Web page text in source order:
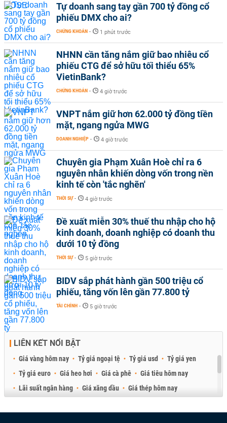
Tự doanh sang tay gần 700 tỷ đồng cổ
phiếu DMX cho ai?
CHỨNG KHOÁN - 1 phút trước
NHNN cần tăng nắm giữ bao nhiêu cổ
phiếu CTG để sở hữu tối thiểu 65%
VietinBank?
CHỨNG KHOÁN - 4 giờ trước
VNPT nắm giữ hơn 62.000 tỷ đồng tiền
mặt, ngang ngửa MWG
DOANH NGHIỆP - 4 giờ trước
Chuyên gia Phạm Xuân Hoè chỉ ra 6
nguyên nhân khiến dòng vốn trong nền
kinh tế còn 'tắc nghẽn'
THỜI SỰ - 4 giờ trước
Đề xuất miễn 30% thuế thu nhập cho hộ
kinh doanh, doanh nghiệp có doanh thu
dưới 10 tỷ đồng
THỜI SỰ - 5 giờ trước
BIDV sắp phát hành gần 500 triệu cổ
phiếu, tăng vốn lên gần 77.800 tỷ
TÀI CHÍNH - 5 giờ trước
LIÊN KẾT NỔI BẬT
Giá vàng hôm nay Tỷ giá ngoại tệ Tỷ giá usd
Tỷ giá yen
Tỷ giá euro
Giá heo hơi Giá cà phê
Giá tiêu hôm nay
Lãi suất ngân hàng
Giá xăng dầu
Giá thép hôm nay